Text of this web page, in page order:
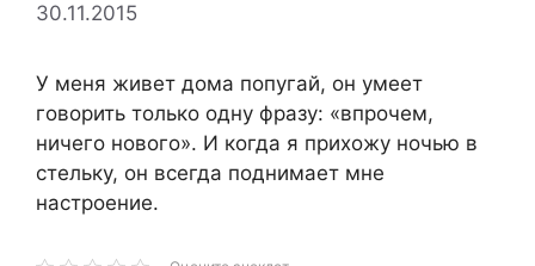
30.11.2015
У меня живет дома попугай, он умеет
говорить только одну фразу: «впрочем,
ничего нового». И когда я прихожу ночью в
стельку, он всегда поднимает мне
настроение.